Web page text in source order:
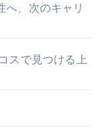
へ、次のキャリ
スで見つける上